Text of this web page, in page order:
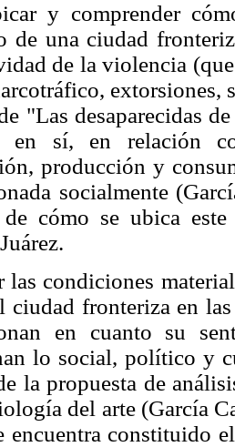
y comprender
de una ciudad
de la violencia
extorsiones,
"Las desaparecidas
en sí, en relación
producción y
socialmente
de cómo se ubica
las condiciones
ciudad fronteriza en
en cuanto su
lo social, político y
la propuesta de
del arte (García
encuentra constituido